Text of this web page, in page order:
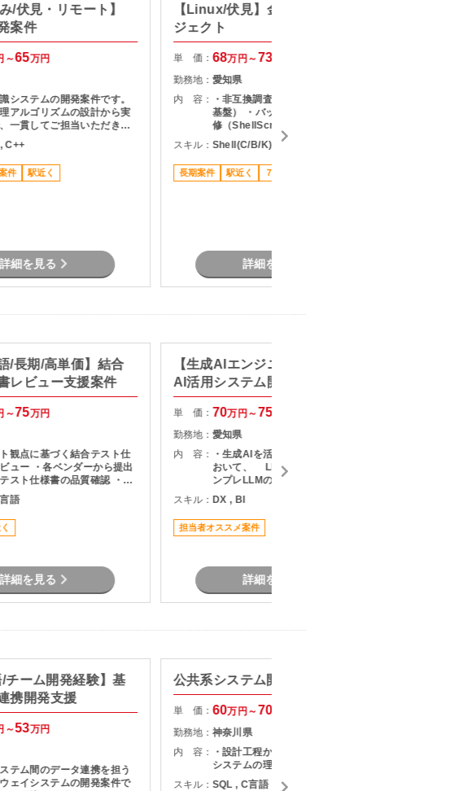
/伏見・リモート】
案件
～65万円
システムの開発案件です。
アルゴリズムの設計から実
一貫してご担当いただきま
C++
件 駅近く
詳細を見る
【Linux/伏見】金融系更改プロ
ジェクト
単 価： 68万円～73
勤務地： 愛知県
内 容：
・非互換調査、修正（OS／ミドル／
基盤） ・バッチ作成、移行ツール改
修（ShellScript） ・基本設計～本番
移行支援まで対応いただきます。
スキル： Shell(C/B/K) , C言語 , COBOL
長期案件 駅近く ７月スタート案件
詳細を見る
/長期/高単価】結合
レビュー支援案件
～75万円
ト観点に基づく結合テスト仕
ュー ・各ベンダーから提出
スト仕様書の品質確認 ・テ
の妥当性チェック ・指摘事
およびレビュー結果のフィ
ク ・プロジェクト関係者と
コミュニケーション
語
詳細を見る
【生成AIエンジニア/AWS】生成
AI活用システム開発支援
単 価： 70万円～75
勤務地： 愛知県
内 容：
・生成AIを活用したシステム開発に
おいて、 LLM・RAG・音声AI・オ
ンプレLLMの設計・実装・運用 ・既
存システムとのAPI連携
スキル： DX , BI
担当者オススメ案件
詳細を見る
/チーム開発経験】基
携開発支援
～53万円
テム間のデータ連携を担う
ェイシステムの開発案件で
公共系システム開発(交代枠)
単 価： 60万円～70
勤務地： 神奈川県
内 容：
・設計工程から一連の工程を担当 ・
システムの理解能力が必要
スキル： SQL , C言語